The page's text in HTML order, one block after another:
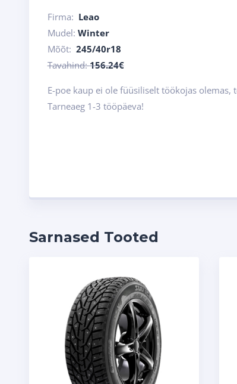
Firma: Leao
Mudel: Winter
Mõõt: 245/40r18
Tavahind:156.24€
E-poe kaup ei ole füüsiliselt töökojas olemas,
Tarneaeg 1-3 tööpäeva!
Sarnased Tooted